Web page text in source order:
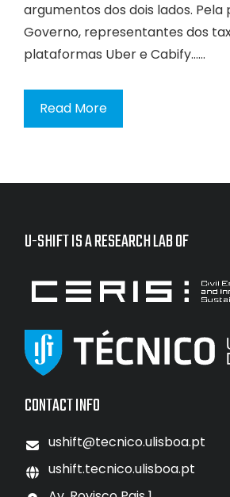
argumentos dos dois lados. Pela
Governo, representantes dos
plataformas Uber e Cabify…...
Read More
U-SHIFT IS A RESEARCH LAB OF
CONTACT INFO
ushift@tecnico.ulisboa.pt
ushift.tecnico.ulisboa.pt